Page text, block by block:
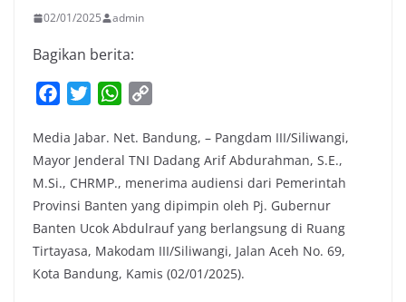
02/01/2025 admin
Bagikan berita:
c
e
b
o
o
k
i
t
t
e
r
W
a
t
s
A
p
p
p
y
L
i
n
k
Media Jabar. Net. Bandung, – Pangdam III/Siliwangi,
Mayor Jenderal TNI Dadang Arif Abdurahman, S.E.,
M.Si., CHRMP., menerima audiensi dari Pemerintah
Provinsi Banten yang dipimpin oleh Pj. Gubernur
Banten Ucok Abdulrauf yang berlangsung di Ruang
Tirtayasa, Makodam III/Siliwangi, Jalan Aceh No. 69,
Kota Bandung, Kamis (02/01/2025).